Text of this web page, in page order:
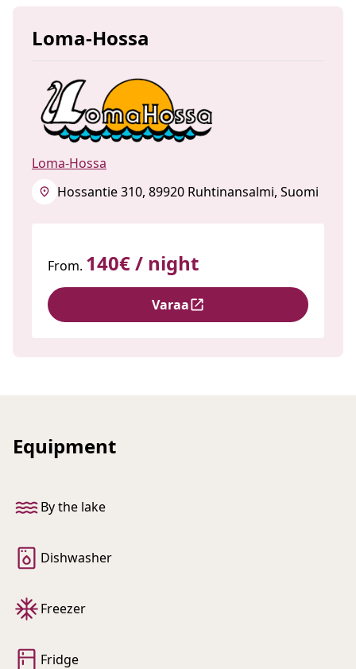
Loma-Hossa
Loma-Hossa
Hossantie 310, 89920 Ruhtinansalmi, Suomi
From. 140€ / night
Varaa
Equipment
By the lake
Dishwasher
Freezer
Fridge